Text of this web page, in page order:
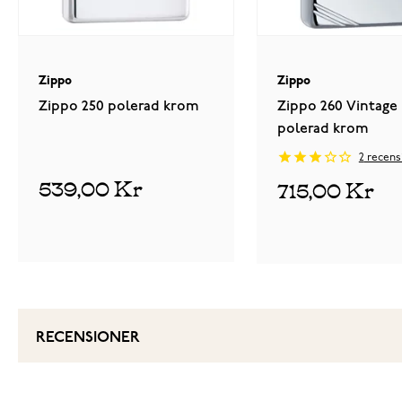
Zippo
Zippo 250 polerad krom
539,00 Kr
Zippo
Zippo 260 Vintage
polerad krom
2
715,00 Kr
RECENSIONER